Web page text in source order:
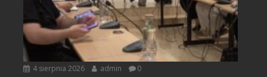
4 sierpnia 2026 admin 0